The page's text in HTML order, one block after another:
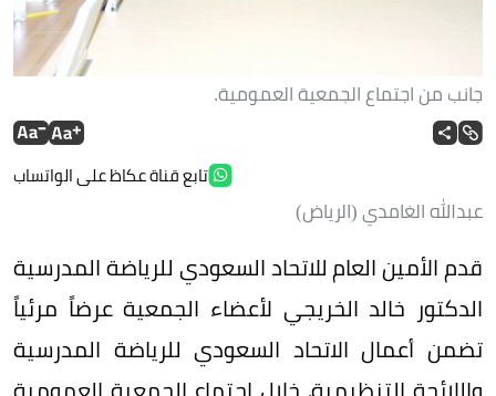
جانب من اجتماع الجمعية العمومية.
تابع قناة عكاظ على الواتساب
عبدالله الغامدي (الرياض)
قدم الأمين العام للاتحاد السعودي للرياضة المدرسية
الدكتور خالد الخريجي لأعضاء الجمعية عرضاً مرئياً
تضمن أعمال الاتحاد السعودي للرياضة المدرسية